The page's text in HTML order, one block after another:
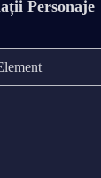
Personaje